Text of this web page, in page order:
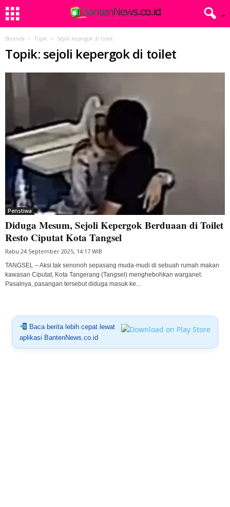
Beranda Topik Sejoli kepergok di toilet
Topik: sejoli kepergok di toilet
Peristiwa
Diduga Mesum, Sejoli Kepergok Berduaan di Toilet
Resto Ciputat Kota Tangsel
Rabu 24 September 2025, 14:17 WIB
TANGSEL – Aksi tak senonoh sepasang muda-mudi di sebuah rumah makan
kawasan Ciputat, Kota Tangerang (Tangsel) menghebohkan warganet.
Pasalnya, pasangan tersebut diduga masuk ke...
Baca berita lebih cepat lewat
aplikasi BantenNews.co.id